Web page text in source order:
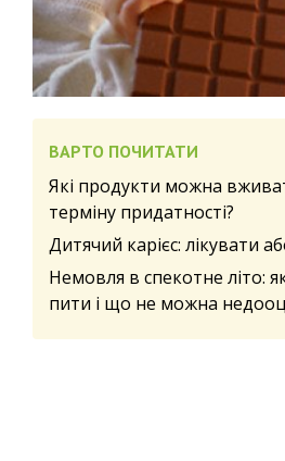
ВАРТО ПОЧИТАТИ
Які продукти можна
терміну придатності?
Дитячий карієс: лікувати
Немовля в спекотне літо:
пити і що не можна